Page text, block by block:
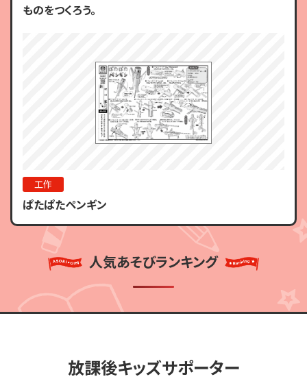
ものをつくろう。
工作
ぱたぱたペンギン
人気あそびランキング
放課後キッズサポーター